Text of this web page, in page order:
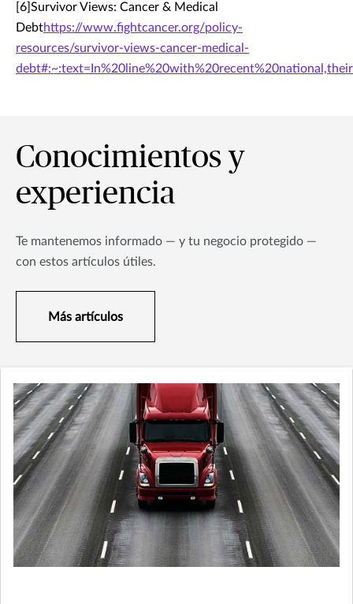
[6]Survivor Views: Cancer & Medical
Debthttps://www.fightcancer.org/policy-
resources/survivor-views-cancer-medical-
Conocimientos y
experiencia
Te mantenemos informado — y tu negocio protegido —
con estos artículos útiles.
Más artículos